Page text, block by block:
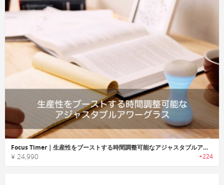
Focus Timer｜生産性をブーストする時間調整可能なアジャスタブルアワーグラス「フォーカスタイマー」
¥ 24,990 +224